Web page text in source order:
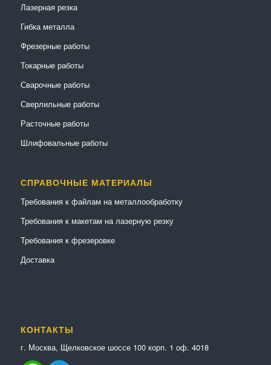
Лазерная резка
Гибка металла
Фрезерные работы
Токарные работы
Сварочные работы
Сверлильные работы
Расточные работы
Шлифовальные работы
СПРАВОЧНЫЕ МАТЕРИАЛЫ
Требования к файлам на металлообработку
Требования к макетам на лазерную резку
Требования к фрезеровке
Доставка
КОНТАКТЫ
г. Москва, Щелковское шоссе 100 корп. 1 оф. 4018